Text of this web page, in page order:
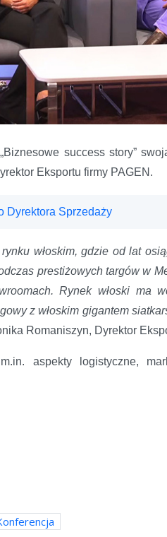
success story”
Eksportu firmy PAGEN.
Dyrektora Sprzedaży
włoskim, gdzie od lat
prestiżowych targów w
Rynek włoski ma
z włoskim gigantem
Romaniszyn, Dyrektor
aspekty logistyczne,